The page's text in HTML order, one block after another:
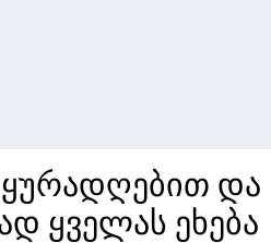
და
ყველას ეხება